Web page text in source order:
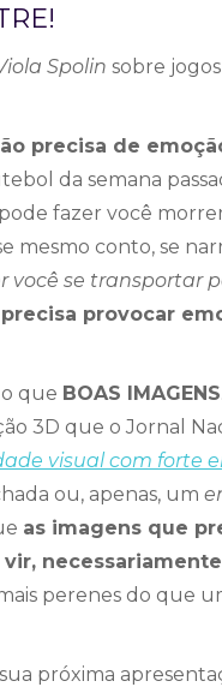
Spolin sobre
precisa de
da semana
fazer você
mesmo conto, se
você se transportar
precisa provocar
que BOAS IMAGENS
3D que o Jornal
visual com forte
ou, apenas, um
as imagens que
perenes do que
próxima